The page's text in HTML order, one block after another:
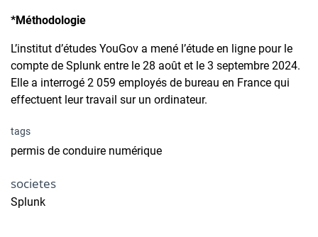
*Méthodologie
L’institut d’études YouGov a mené l’étude en ligne pour le
compte de Splunk entre le 28 août et le 3 septembre 2024.
Elle a interrogé 2 059 employés de bureau en France qui
effectuent leur travail sur un ordinateur.
tags
permis de conduire numérique
societes
Splunk